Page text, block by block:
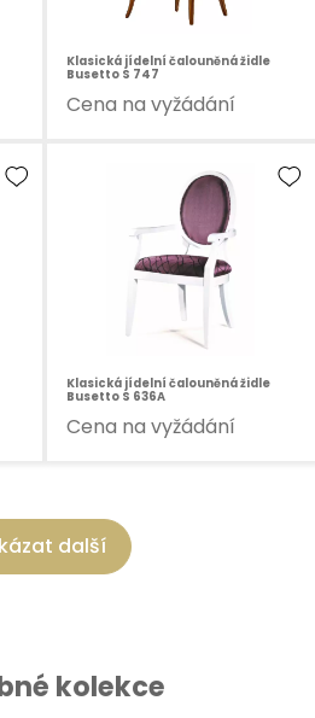
Klasická jídelní čalouněná židle
Busetto S 747
Cena na vyžádání
Klasická jídelní čalouněná židle
Busetto S 636A
Cena na vyžádání
další
kolekce